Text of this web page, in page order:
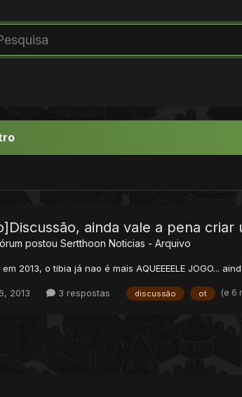
ainda vale a pena criar
postou Sertthoon Noticias - Arquivo
2013, o tibia já nao é mais AQUEEEELE JOGO...
2013 3 respostas discussão ot (e 6